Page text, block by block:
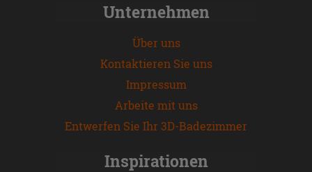
Unternehmen
Über uns
Kontaktieren Sie uns
Impressum
Arbeite mit uns
Entwerfen Sie Ihr 3D-Badezimmer
Inspirationen